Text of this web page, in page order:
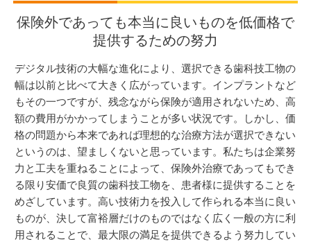
保険外であっても本当に良いものを低価格で
提供するための努力
デジタル技術の大幅な進化により、選択できる歯科技工物の
幅は以前と比べて大きく広がっています。インプラントなど
もその一つですが、残念ながら保険が適用されないため、高
額の費用がかかってしまうことが多い状況です。しかし、価
格の問題から本来であれば理想的な治療方法が選択できない
というのは、望ましくないと思っています。私たちは企業努
力と工夫を重ねることによって、保険外治療であってもでき
る限り安価で良質の歯科技工物を、患者様に提供することを
めざしています。高い技術力を投入して作られる本当に良い
ものが、決して富裕層だけのものではなく広く一般の方に利
用されることで、最大限の満足を提供できるよう努力してい